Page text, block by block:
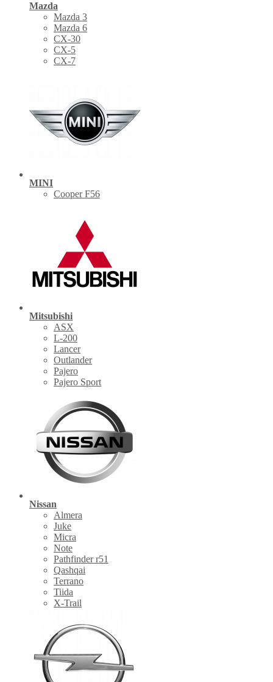
Mazda
Mazda 3
Mazda 6
CX-30
СХ-5
CX-7
MINI
Cooper F56
Mitsubishi
ASX
L-200
Lancer
Outlander
Pajero
Pajero Sport
Nissan
Almera
Juke
Micra
Note
Pathfinder r51
Qashqai
Terrano
Tiida
X-Trail